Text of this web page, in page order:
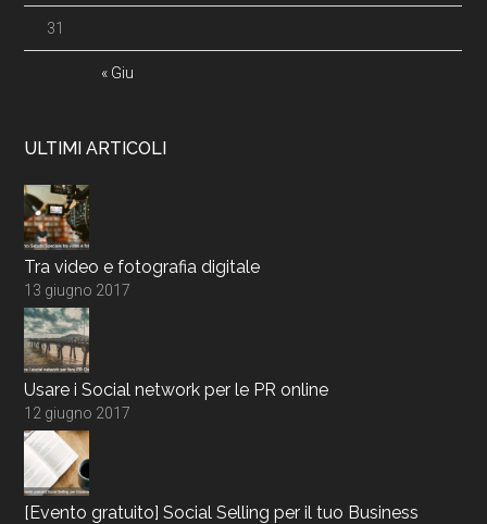
« Giu
31
ULTIMI ARTICOLI
Tra video e fotografia digitale
13 giugno 2017
Usare i Social network per le PR online
12 giugno 2017
[Evento gratuito] Social Selling per il tuo Business